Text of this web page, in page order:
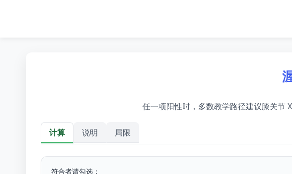
任一项阳性时，多数教学路径建议膝关节
计算 说明 局限
计算
符合者请勾选：